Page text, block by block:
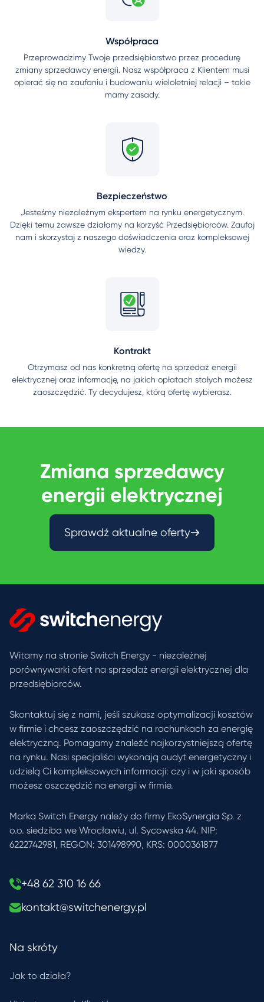
Współpraca
Przeprowadzimy Twoje przedsiębiorstwo przez procedurę
zmiany sprzedawcy energii. Nasz współpraca z Klientem musi
opierać się na zaufaniu i budowaniu wieloletniej relacji – takie
mamy zasady.
Bezpieczeństwo
Jesteśmy niezależnym ekspertem na rynku energetycznym.
Dzięki temu zawsze działamy na korzyść Przedsiębiorców. Zaufaj
nam i skorzystaj z naszego doświadczenia oraz kompleksowej
wiedzy.
Kontrakt
Otrzymasz od nas konkretną ofertę na sprzedaż energii
elektrycznej oraz informację, na jakich opłatach stałych możesz
zaoszczędzić. Ty decydujesz, którą ofertę wybierasz.
Zmiana sprzedawcy
energii elektrycznej
Sprawdź aktualne oferty
Witamy na stronie Switch Energy - niezależnej
porównywarki ofert na sprzedaż energii elektrycznej dla
przedsiębiorców.
Skontaktuj się z nami, jeśli szukasz optymalizacji kosztów
w firmie i chcesz zaoszczędzić na rachunkach za energię
elektryczną. Pomagamy znaleźć najkorzystniejszą ofertę
na rynku. Nasi specjaliści wykonają audyt energetyczny i
udzielą Ci kompleksowych informacji: czy i w jaki sposób
możesz oszczędzić na energii w firmie.
Marka Switch Energy należy do firmy EkoSynergia Sp. z
o.o. siedziba we Wrocławiu, ul. Sycowska 44. NIP:
6222742981, REGON: 301498990, KRS: 0000361877
+48 62 310 16 66
kontakt@switchenergy.pl
Na skróty
Jak to działa?